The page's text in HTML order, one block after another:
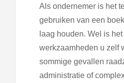
Als ondernemer is het
gebruiken van een
laag houden. Wel is
werkzaamheden u zelf
sommige gevallen
administratie of